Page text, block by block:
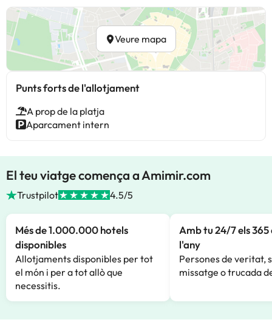
Veure mapa
Punts forts de l'allotjament
A prop de la platja
Aparcament intern
El teu viatge comença a Amimir.com
Trustpilot 4.5/5
Més de 1.000.000 hotels
disponibles
Allotjaments disponibles per tot
el món i per a tot allò que
necessitis.
Amb tu 24/7 els 365
l'any
Persones de veritat,
missatge o trucada